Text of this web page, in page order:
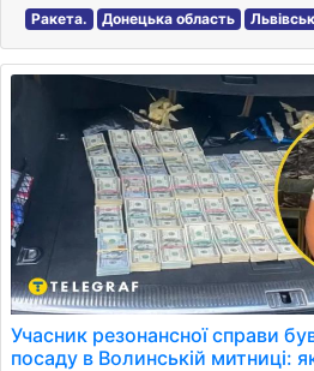
Ракета. Донецька область
Учасник резонансної справи
посаду в Волинській митниці: